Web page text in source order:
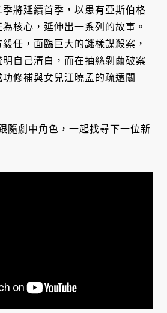
季將延續首季，以患有亞斯伯格
核心，延伸出一系列的故事。
任，面臨巨大的謎樣謀殺案，
自己清白，而在抽絲剝繭破案
修補與女兒江曉孟的疏遠關
隨劇中角色，一起找尋下一位新